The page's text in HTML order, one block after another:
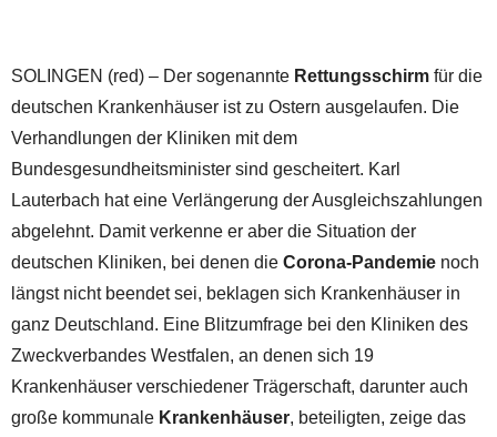
SOLINGEN (red) – Der sogenannte Rettungsschirm für die
deutschen Krankenhäuser ist zu Ostern ausgelaufen. Die
Verhandlungen der Kliniken mit dem
Bundesgesundheitsminister sind gescheitert. Karl
Lauterbach hat eine Verlängerung der Ausgleichszahlungen
abgelehnt. Damit verkenne er aber die Situation der
deutschen Kliniken, bei denen die Corona-Pandemie noch
längst nicht beendet sei, beklagen sich Krankenhäuser in
ganz Deutschland. Eine Blitzumfrage bei den Kliniken des
Zweckverbandes Westfalen, an denen sich 19
Krankenhäuser verschiedener Trägerschaft, darunter auch
große kommunale Krankenhäuser, beteiligten, zeige das